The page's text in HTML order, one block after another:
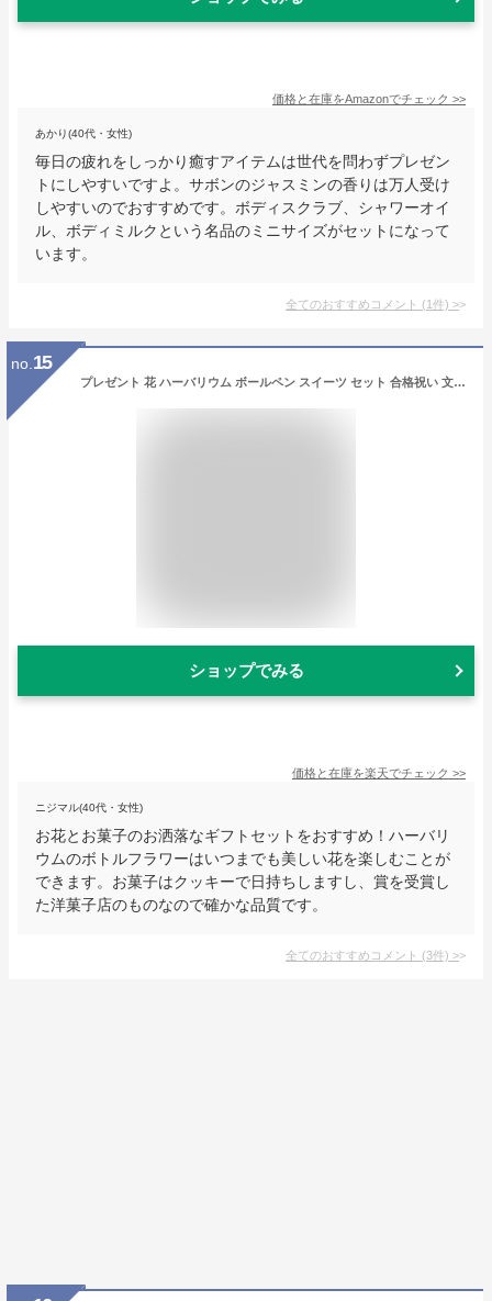
価格と在庫をAmazonでチェック >>
あかり(40代・女性)
毎日の疲れをしっかり癒すアイテムは世代を問わずプレゼン
トにしやすいですよ。サボンのジャスミンの香りは万人受け
しやすいのでおすすめです。ボディスクラブ、シャワーオイ
ル、ボディミルクという名品のミニサイズがセットになって
います。
全てのおすすめコメント (1件) >
no. 15
プレゼント 花 ハーバリウム ボールペン スイーツ セット 合格祝い 文房具 プリザーブドフラワー ギフト クッキー 誕生日 結婚祝い 開業祝い 卒業 退職 転職 送別会 還暦 お祝い お礼 記念 インテリア おしゃれ 文房具 ボトルガーデン 焼き菓子 女性 妻 母 義母 祖母 女友達
ショップでみる
価格と在庫を楽天でチェック >>
ニジマル(40代・女性)
お花とお菓子のお洒落なギフトセットをおすすめ！ハーバリ
ウムのボトルフラワーはいつまでも美しい花を楽しむことが
できます。お菓子はクッキーで日持ちしますし、賞を受賞し
た洋菓子店のものなので確かな品質です。
全てのおすすめコメント (3件) >